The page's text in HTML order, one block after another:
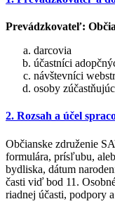
Prevádzkovateľ:
darcovia
účastníci
návštevníci
osoby
2. Rozsah a účel
Občianske združenie
formulára, prísľubu,
bydliska, dátum
časti viď bod 11.
riadnej účasti, podpory